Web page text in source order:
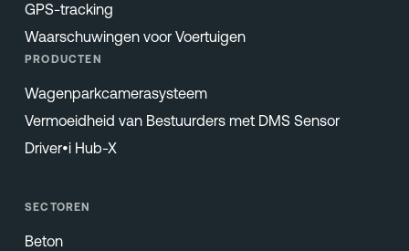
GPS-tracking
Waarschuwingen voor Voertuigen
PRODUCTEN
Wagenparkcamerasysteem
Vermoeidheid van Bestuurders met DMS Sensor
Driver•i Hub-X
SECTOREN
Beton